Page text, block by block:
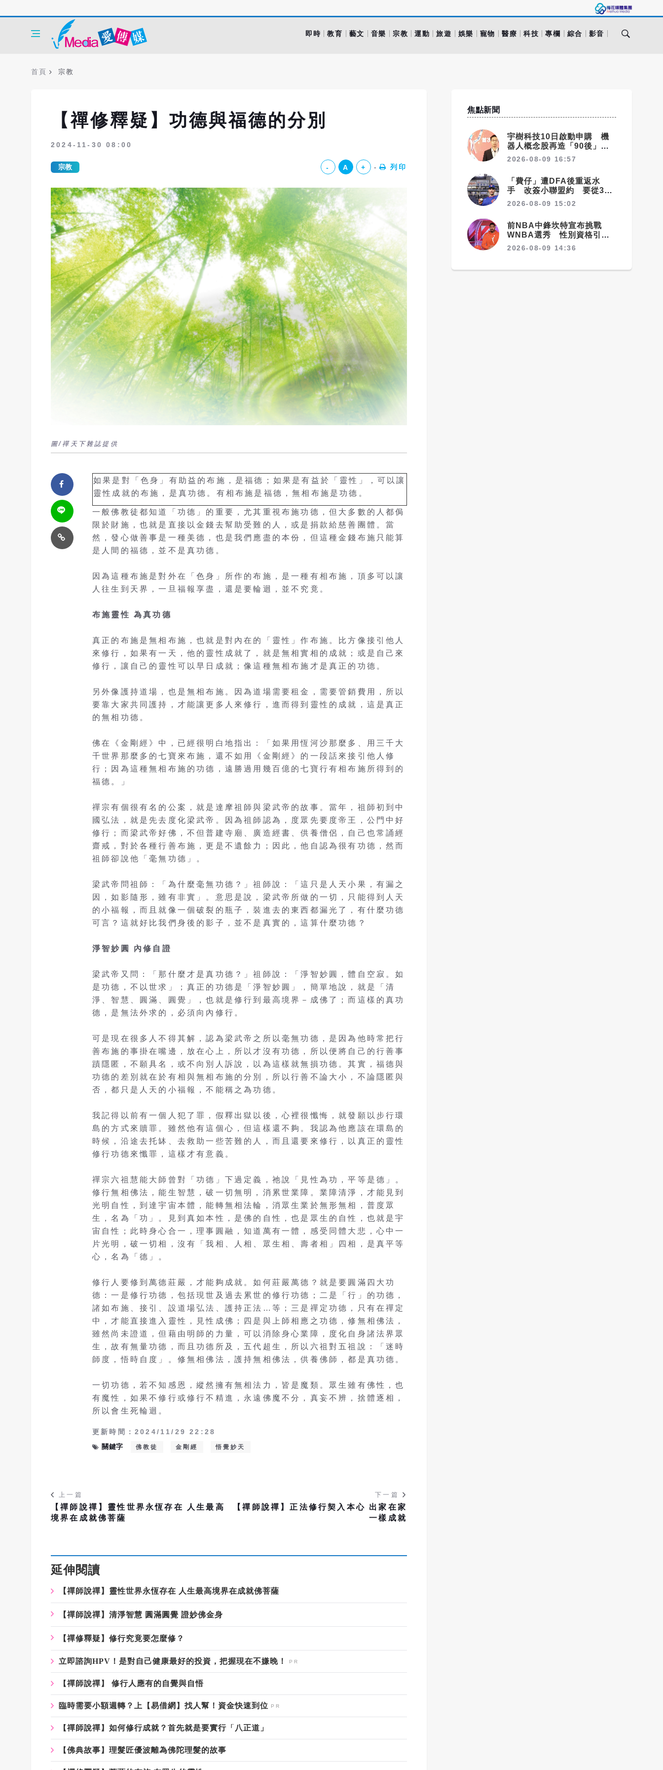
即時 教育 藝文 音樂 宗教 運動 旅遊 娛樂 寵物 醫療 科技 專欄 綜合 影音
首頁 宗教
【禪修釋疑】功德與福德的分別
2024-11-30 08:00
宗教 - A + 列印
圖/禪天下雜誌提供
如果是對「色身」有助益的布施，是福德；如果是有益於「靈性」，可以讓
靈性成就的布施，是真功德。有相布施是福德，無相布施是功德。
一般佛教徒都知道「功德」的重要，尤其重視布施功德，但大多數的人都侷
限於財施，也就是直接以金錢去幫助受難的人，或是捐款給慈善團體。當
然，發心做善事是一種美德，也是我們應盡的本份，但這種金錢布施只能算
是人間的福德，並不是真功德。
因為這種布施是對外在「色身」所作的布施，是一種有相布施，頂多可以讓
人往生到天界，一旦福報享盡，還是要輪迴，並不究竟。
布施靈性 為真功德
真正的布施是無相布施，也就是對內在的「靈性」作布施。比方像接引他人
來修行，如果有一天，他的靈性成就了，就是無相實相的成就；或是自己來
修行，讓自己的靈性可以早日成就；像這種無相布施才是真正的功德。
另外像護持道場，也是無相布施。因為道場需要租金，需要管銷費用，所以
要靠大家共同護持，才能讓更多人來修行，進而得到靈性的成就，這是真正
的無相功德。
佛在《金剛經》中，已經很明白地指出：「如果用恆河沙那麼多、用三千大
千世界那麼多的七寶來布施，還不如用《金剛經》的一段話來接引他人修
行；因為這種無相布施的功德，遠勝過用幾百億的七寶行有相布施所得到的
福德。」
禪宗有個很有名的公案，就是達摩祖師與梁武帝的故事。當年，祖師初到中
國弘法，就是先去度化梁武帝。因為祖師認為，度眾先要度帝王，公門中好
修行；而梁武帝好佛，不但普建寺廟、廣造經書、供養僧侶，自己也常誦經
齋戒，對於各種行善布施，更是不遺餘力；因此，他自認為很有功德，然而
祖師卻說他「毫無功德」。
梁武帝問祖師：「為什麼毫無功德？」祖師說：「這只是人天小果，有漏之
因，如影隨形，雖有非實」。意思是說，梁武帝所做的一切，只能得到人天
的小福報，而且就像一個破裂的瓶子，裝進去的東西都漏光了，有什麼功德
可言？這就好比我們身後的影子，並不是真實的，這算什麼功德？
淨智妙圓 內修自證
梁武帝又問：「那什麼才是真功德？」祖師說：「淨智妙圓，體自空寂。如
是功德，不以世求」；真正的功德是「淨智妙圓」，簡單地說，就是「清
淨、智慧、圓滿、圓覺」，也就是修行到最高境界－成佛了；而這樣的真功
德，是無法外求的，必須向內修行。
可是現在很多人不得其解，認為梁武帝之所以毫無功德，是因為他時常把行
善布施的事掛在嘴邊，放在心上，所以才沒有功德，所以便將自己的行善事
蹟隱匿，不願具名，或不向別人訴說，以為這樣就無損功德。其實，福德與
功德的差別就在於有相與無相布施的分別，所以行善不論大小，不論隱匿與
否，都只是人天的小福報，不能稱之為功德。
我記得以前有一個人犯了罪，假釋出獄以後，心裡很懺悔，就發願以步行環
島的方式來贖罪。雖然他有這個心，但這樣還不夠。我認為他應該在環島的
時候，沿途去托缽、去救助一些苦難的人，而且還要來修行，以真正的靈性
修行功德來懺罪，這樣才有意義。
禪宗六祖慧能大師曾對「功德」下過定義，祂說「見性為功，平等是德」。
修行無相佛法，能生智慧，破一切無明，消累世業障。業障清淨，才能見到
光明自性，到達宇宙本體，能轉無相法輪，消眾生業於無形無相，普度眾
生，名為「功」。見到真如本性，是佛的自性，也是眾生的自性，也就是宇
宙自性；此時身心合一，理事圓融，知道萬有一體，感受同體大悲，心中一
片光明，破一切相，沒有「我相、人相、眾生相、壽者相」四相，是真平等
心，名為「德」。
修行人要修到萬德莊嚴，才能夠成就。如何莊嚴萬德？就是要圓滿四大功
德：一是修行功德，包括現世及過去累世的修行功德；二是「行」的功德，
諸如布施、接引、設道場弘法、護持正法…等；三是禪定功德，只有在禪定
中，才能直接進入靈性，見性成佛；四是與上師相應之功德，修無相佛法，
雖然尚未證道，但藉由明師的力量，可以消除身心業障，度化自身諸法界眾
生，故有無量功德，而且功德所及，五代超生，所以六祖對五祖說：「迷時
師度，悟時自度」。修無相佛法，護持無相佛法，供養佛師，都是真功德。
一切功德，若不知感恩，縱然擁有無相法力，皆是魔類。眾生雖有佛性，也
有魔性，如果不修行或修行不精進，永遠佛魔不分，真妄不辨，捨體逐相，
所以會生死輪迴。
更新時間：2024/11/29 22:28
關鍵字
佛教徒 金剛經 悟覺妙天
上一篇
【禪師說禪】靈性世界永恆存在 人生最高
境界在成就佛菩薩
下一篇
【禪師說禪】正法修行契入本心 出家在家
一樣成就
延伸閱讀
【禪師說禪】靈性世界永恆存在 人生最高境界在成就佛菩薩
【禪師說禪】清淨智慧 圓滿圓覺 證妙佛金身
【禪修釋疑】修行究竟要怎麼修？
立即諮詢HPV！是對自己健康最好的投資，把握現在不嫌晚！
【禪師說禪】 修行人應有的自覺與自悟
臨時需要小額週轉？上【易借網】找人幫！資金快速到位
【禪師說禪】如何修行成就？首先就是要實行「八正道」
【佛典故事】理髮匠優波離為佛陀理髮的故事
焦點新聞
宇樹科技10日啟動申購 機
器人概念股再造「90後」富
翁群
2026-08-09 16:57
「費仔」遭DFA後重返水
手 改簽小聯盟約 要從3A
拚回大聯盟
2026-08-09 15:02
前NBA中鋒坎特宣布挑戰
WNBA選秀 性別資格引爆
爭議
2026-08-09 14:36